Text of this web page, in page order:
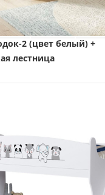
2 (цвет белый) +
лестница